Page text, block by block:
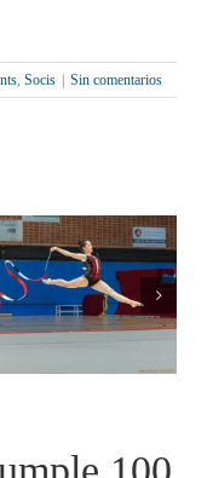
Socis | Sin comentarios
Resultats de la 4a
Biennal Internacional
Digital RIPOLLET